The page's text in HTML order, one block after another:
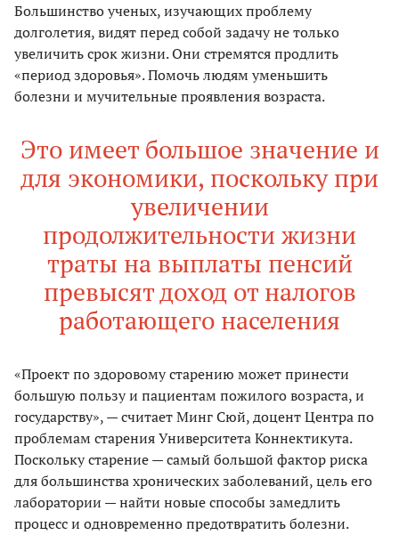
Большинство ученых, изучающих проблему
долголетия, видят перед собой задачу не только
увеличить срок жизни. Они стремятся продлить
«период здоровья». Помочь людям уменьшить
болезни и мучительные проявления возраста.
Это имеет большое значение и
для экономики, поскольку при
увеличении
продолжительности жизни
траты на выплаты пенсий
превысят доход от налогов
работающего населения
«Проект по здоровому старению может принести
большую пользу и пациентам пожилого возраста, и
государству», — считает Минг Сюй, доцент Центра по
проблемам старения Университета Коннектикута.
Поскольку старение — самый большой фактор риска
для большинства хронических заболеваний, цель его
лаборатории — найти новые способы замедлить
процесс и одновременно предотвратить болезни.